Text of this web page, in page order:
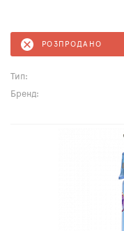
РОЗПРОДАНО
Тип:
Бренд: